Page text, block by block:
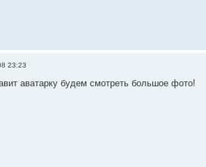
23:23
аватарку будем смотреть большое фото!